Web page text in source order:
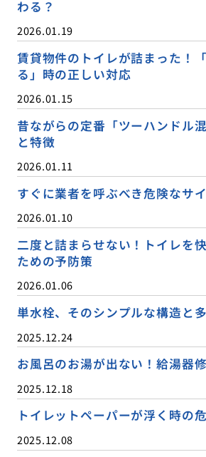
わる？
2026.01.19
賃貸物件のトイレが詰まった！
る」時の正しい対応
2026.01.15
昔ながらの定番「ツーハンドル
と特徴
2026.01.11
すぐに業者を呼ぶべき危険なサ
2026.01.10
二度と詰まらせない！トイレを
ための予防策
2026.01.06
単水栓、そのシンプルな構造と
2025.12.24
お風呂のお湯が出ない！給湯器
2025.12.18
トイレットペーパーが浮く時の
2025.12.08